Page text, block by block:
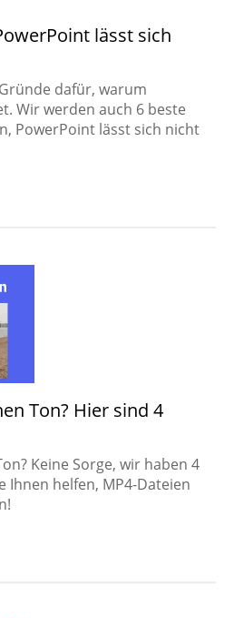
Handybildschirm
Tipps und Tricks für
Android
PC Tipps & Tricks
lässt sich
dafür, warum
Wir werden auch 6 beste
PowerPoint lässt sich nicht
Ton? Hier sind 4
Keine Sorge, wir haben 4
Ihnen helfen, MP4-Dateien